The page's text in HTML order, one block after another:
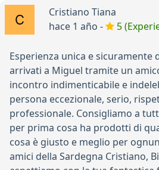
Cristiano Tiana
hace 1 año -
5
Esperienza unica e sicuramente
arrivati a Miguel tramite un
incontro indimenticabile e
persona eccezionale, serio,
professionale. Consigliamo a
per prima cosa ha prodotti di
cosa è giusto e meglio per
amici della Sardegna Cristiano,